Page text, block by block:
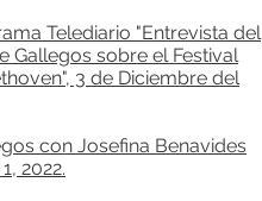
Telediario "Entrevista del
Gallegos sobre el Festival
3 de Diciembre del
con Josefina Benavides
2022.